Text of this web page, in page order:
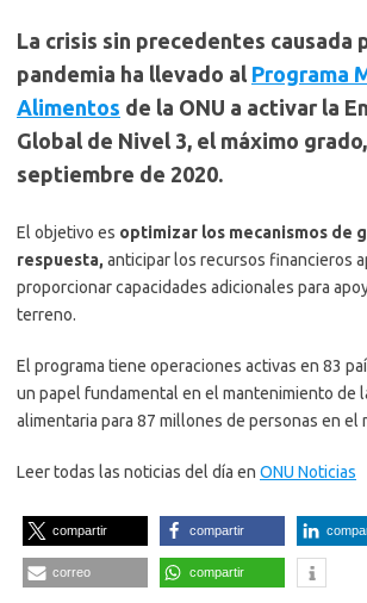
La crisis sin precedentes causada
pandemia ha llevado al Programa
Alimentos de la ONU a activar la
Global de Nivel 3, el máximo
septiembre de 2020.
El objetivo es optimizar los mecanismos de
respuesta, anticipar los recursos financieros
proporcionar capacidades adicionales para
terreno.
El programa tiene operaciones activas en 83
un papel fundamental en el mantenimiento de
alimentaria para 87 millones de personas en el
Leer todas las noticias del día en ONU Noticias
compartir compartir
correo compartir